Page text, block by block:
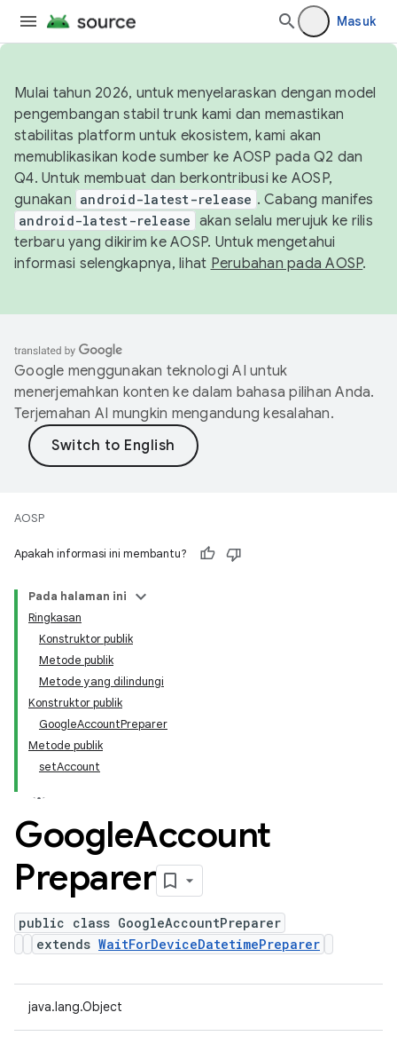
Masuk
Mulai tahun 2026, untuk menyelaraskan dengan model
pengembangan stabil trunk kami dan memastikan
stabilitas platform untuk ekosistem, kami akan
memublikasikan kode sumber ke AOSP pada Q2 dan
Q4. Untuk membuat dan berkontribusi ke AOSP,
gunakan android-latest-release . Cabang manifes
android-latest-release akan selalu merujuk ke rilis
terbaru yang dikirim ke AOSP. Untuk mengetahui
informasi selengkapnya, lihat Perubahan pada AOSP.
Google menggunakan teknologi AI untuk
menerjemahkan konten ke dalam bahasa pilihan Anda.
Terjemahan AI mungkin mengandung kesalahan.
AOSP
Apakah informasi ini membantu?
Pada halaman ini
Ringkasan
Konstruktor publik
Metode publik
Metode yang dilindungi
Konstruktor publik
GoogleAccountPreparer
Metode publik
setAccount
GoogleAccount
Preparer
public class GoogleAccountPreparer
extends WaitForDeviceDatetimePreparer
java.lang.Object